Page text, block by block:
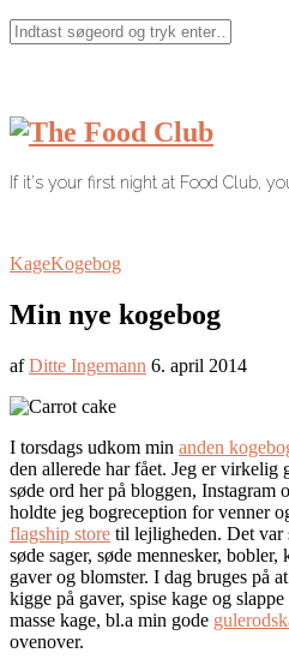
If it's your first night at Food Club,
KageKogebog
Min nye kogebog
afDitte Ingemann 6. april 2014
I torsdags udkom min anden
den allerede har fået. Jeg er
søde ord her på bloggen, Instagram
holdte jeg bogreception for venner
flagship store til lejligheden. Det var
søde sager, søde mennesker,
gaver og blomster. I dag bruges på
kigge på gaver, spise kage og
masse kage, bl.a min gode
ovenover.